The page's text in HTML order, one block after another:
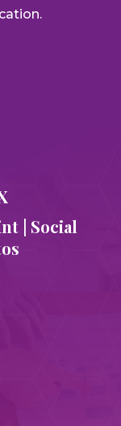
| Social